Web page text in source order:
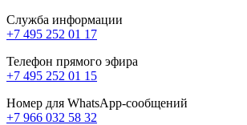
Служба информации
+7 495 252 01 17
Телефон прямого эфира
+7 495 252 01 15
Номер для WhatsApp-сообщений
+7 966 032 58 32